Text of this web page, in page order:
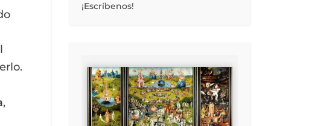
,
¡Escríbenos!